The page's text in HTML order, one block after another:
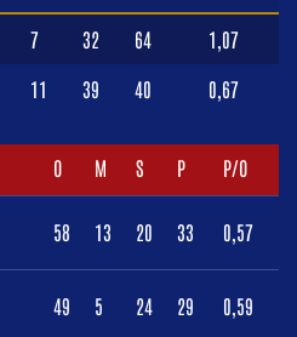
7 32 64 1,07
11 39 40 0,67
O M S P P/O
58 13 20 33 0,57
49 5 24 29 0,59